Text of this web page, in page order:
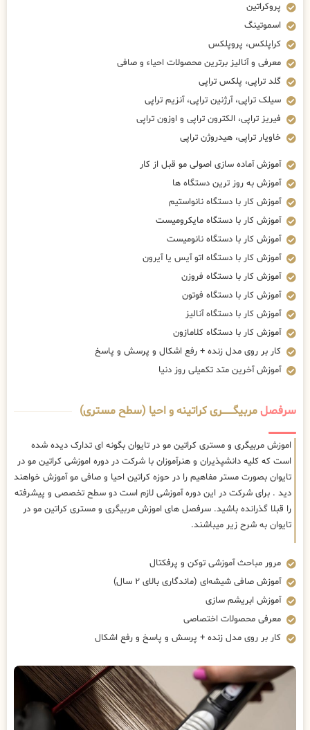
پروکراتین
اسموتینگ
کراپلکس، پروپلکس
معرفی و آنالیز برترین محصولات احیاء و صافی
گلد تراپی، پلکس تراپی
سیلک تراپی، آرژنین تراپی، آنزیم تراپی
فیریز تراپی، الکترون تراپی و اوزون تراپی
خاویار تراپی، هیدروژن تراپی
آموزش آماده سازی اصولی مو قبل از کار
آموزش به روز ترین دستگاه ها
آموزش کار با دستگاه نانواستیم
آموزش کار با دستگاه مایکرومیست
آموزش کار با دستگاه نانومیست
آموزش کار با دستگاه اتو آیس یا آیرون
آموزش کار با دستگاه فروزن
آموزش کار با دستگاه فوتون
آموزش کار با دستگاه آنالیز
آموزش کار با دستگاه کلامازون
کار بر روی مدل زنده + رفع اشکال و پرسش و پاسخ
آموزش آخرین متد تکمیلی روز دنیا
سرفصلمربیگــــــــری کراتینه و احیا (سطح مستری)
اموزش مربیگری و مستری کراتین مو در تایوان بگونه ای تدارک دیده شده
است که کلیه دانشپذیران و هنرآموزان با شرکت در دوره اموزشی کراتین مو در
تایوان بصورت مستر مفاهیم را در حوزه کراتین احیا و صافی مو آموزش خواهند
دید . برای شرکت در این دوره آموزشی لازم است دو سطح تخصصی و پیشرفته
را قبلا گذرانده باشید. سرفصل های اموزش مربیگری و مستری کراتین مو در
تایوان به شرح زیر میباشند.
مرور مباحث آموزشی توکن و پرفکتال
آموزش صافی شیشه‌ای (ماندگاری بالای ۲ سال)
آموزش ابریشم سازی
معرفی محصولات اختصاصی
کار بر روی مدل زنده + پرسش و پاسخ و رفع اشکال